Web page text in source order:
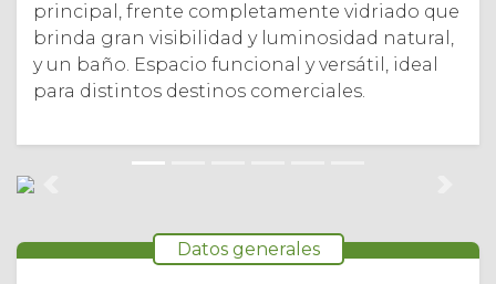
principal, frente completamente vidriado que
brinda gran visibilidad y luminosidad natural,
y un baño. Espacio funcional y versátil, ideal
para distintos destinos comerciales.
Datos generales